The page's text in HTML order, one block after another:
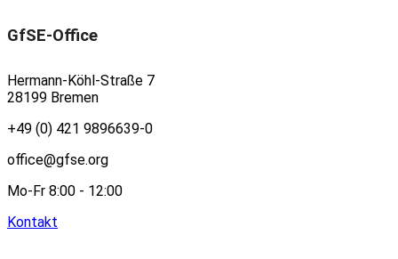
GfSE-Office
Hermann-Köhl-Straße 7
28199 Bremen
+49 (0) 421 9896639-0
office@gfse.org
Mo-Fr 8:00 - 12:00
Kontakt